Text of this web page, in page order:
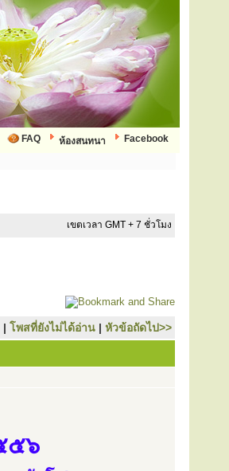
Facebook
ห้องสนทนา
FAQ
เขตเวลา GMT + 7 ชั่วโมง
| โพสที่ยังไม่ได้อ่าน | หัวข้อถัดไป>>
๕๖